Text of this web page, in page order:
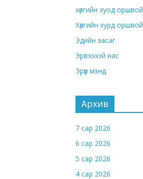
хүлгийн хуод оршвой
Хүлгийн хурд оршвой
Эдийн засаг
Эрвээхэй нас
Эрүүл мэнд
Архив
7 сар 2026
6 сар 2026
5 сар 2026
4 сар 2026